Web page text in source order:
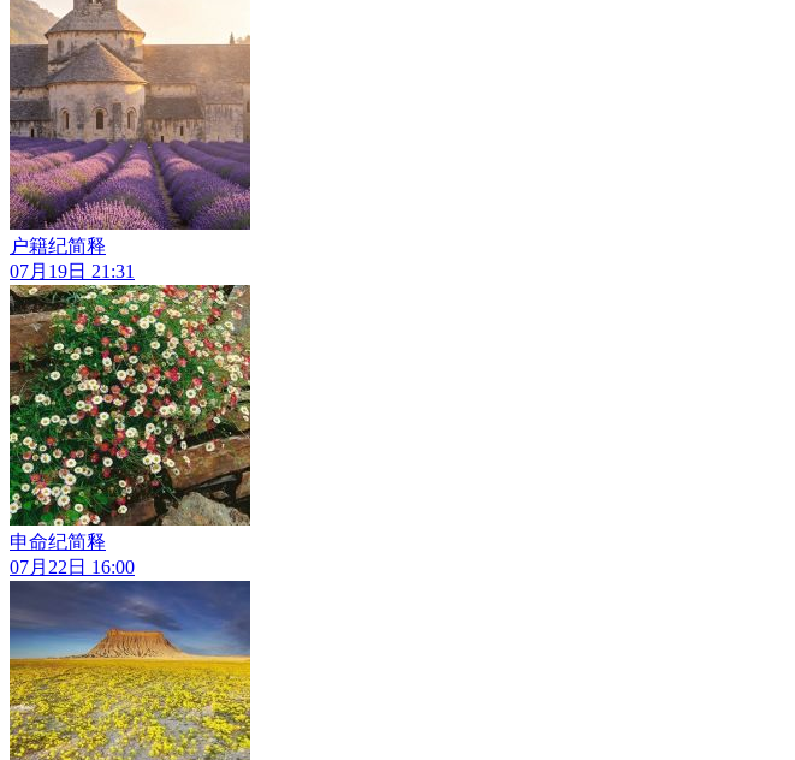
户籍纪简释
07月19日 21:31
申命纪简释
07月22日 16:00